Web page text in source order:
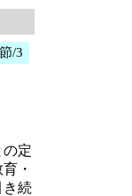
/3
定
・
き続